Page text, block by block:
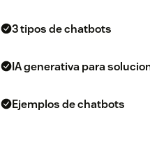
3 tipos de chatbots
IA generativa para
Ejemplos de chatbots